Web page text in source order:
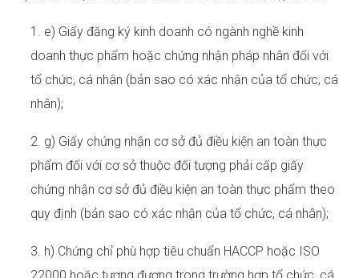
1. e) Giấy đăng ký kinh doanh có ngành nghề kinh
doanh thực phẩm hoặc chứng nhận pháp nhân đối với
tổ chức, cá nhân (bản sao có xác nhận của tổ chức, cá
nhân);
2. g) Giấy chứng nhận cơ sở đủ điều kiện an toàn thực
phẩm đối với cơ sở thuộc đối tượng phải cấp giấy
chứng nhận cơ sở đủ điều kiện an toàn thực phẩm theo
quy định (bản sao có xác nhận của tổ chức, cá nhân);
3. h) Chứng chỉ phù hợp tiêu chuẩn HACCP hoặc ISO